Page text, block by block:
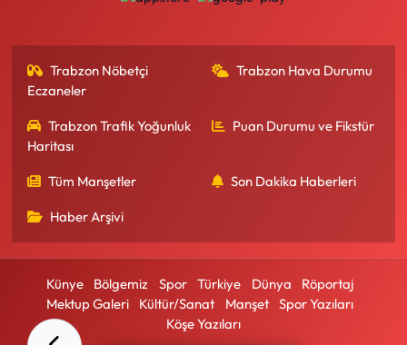
Trabzon Nöbetçi
Eczaneler
Trabzon Hava Durumu
Trabzon Trafik Yoğunluk
Haritası
Puan Durumu ve Fikstür
Tüm Manşetler Son Dakika Haberleri
Haber Arşivi
Künye Bölgemiz Spor Türkiye Dünya
Röportaj
Mektup Galeri
Kültür/Sanat Manşet
Spor Yazıları
Köşe Yazıları